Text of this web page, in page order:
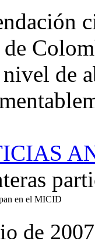
de
en el MICID
de 2007